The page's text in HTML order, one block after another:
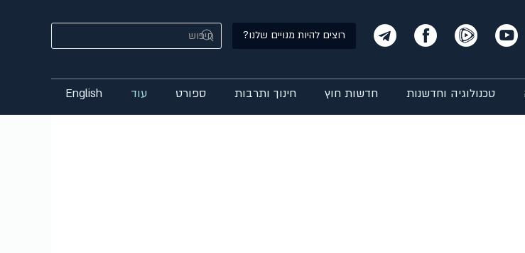
רוצים להיות מנויים שלנו?
טכנולוגיה וחדשנות חדשות חוץ חינוך ותרבות ספורט עוד English